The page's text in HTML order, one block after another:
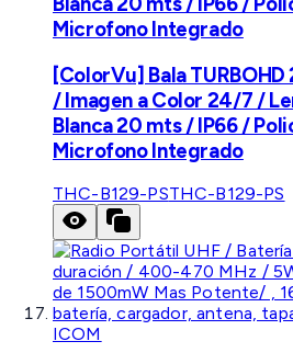
Microfono Integrado
[ColorVu] Bala
/ Imagen a Color 24/7 /
Blanca 20 mts / IP66 /
Microfono Integrado
THC-B129-PSTHC-B129-PS
ICOM